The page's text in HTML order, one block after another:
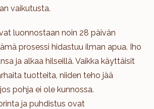
vaikutusta.
luonnostaan noin 28 päivän
prosessi hidastuu ilman apua. Iho
ja alkaa hilseillä. Vaikka käyttäisit
tuotteita, niiden teho jää
pohja ei ole kunnossa.
ja puhdistus ovat